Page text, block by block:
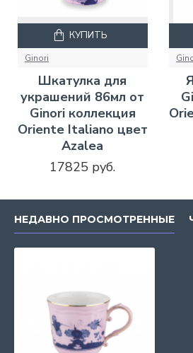
Ginori
Шкатулка для
украшений 86мл от
Ginori коллекция
Oriente Italiano цвет
Azalea
17825 руб.
КУПИТЬ
НЕДАВНО ПРОСМОТРЕННЫЕ